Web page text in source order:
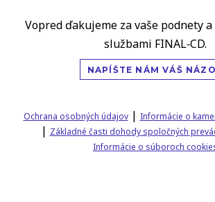
Vopred ďakujeme za vaše podnety
službami FINAL‑CD.
NAPÍŠTE NÁM VÁŠ
Ochrana osobných údajov| Informácie o
| Základné časti dohody spoločných
Informácie o súboroch